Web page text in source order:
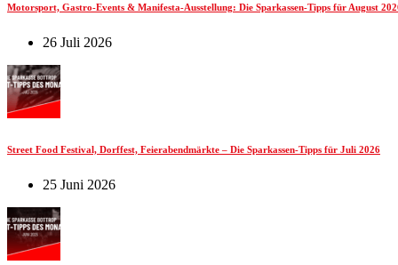
Motorsport, Gastro-Events & Manifesta-Ausstellung: Die Sparkassen-Tipps für August
26 Juli 2026
Street Food Festival, Dorffest, Feierabendmärkte – Die Sparkassen-Tipps für Juli 2026
25 Juni 2026